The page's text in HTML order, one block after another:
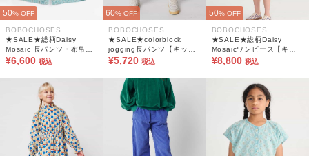
50% OFF
BOBOCHOSES
★SALE★総柄Daisy
Mosaic 長パンツ・布帛
【キッズ】
¥6,600 税込
60% OFF
BOBOCHOSES
★SALE★colorblock
jogging長パンツ【キッ
ズ】
¥5,720 税込
50% OFF
BOBOCHOSES
★SALE★総柄Daisy
Mosaicワンピース【キッ
ズ】
¥8,800 税込